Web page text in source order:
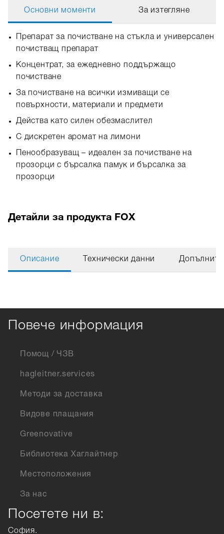
Основни моменти За изтегляне
Препарат за почистване на стъкла и универсален
почистващ препарат
Концентрат, за ежедневно поддържащо
почистване
За почистване на всички измиващи се
повърхности, материали и предмети
Действа като силен обезмаслител
С дискретен аромат на лимони
Пенообразуващ – идеален за почистване на
прозорци с бърсалка памук и бърсалка за
прозорци
Детайли за продукта FOX
Описание Технически данни
Повече информация
Помощ / ЧЗВ
hagleitner.services
Методи за доставка
Видове плащания
Greenovative
Библиотека Хаглайтнер
Местоположения
За нас
Посетете ни в:
София.